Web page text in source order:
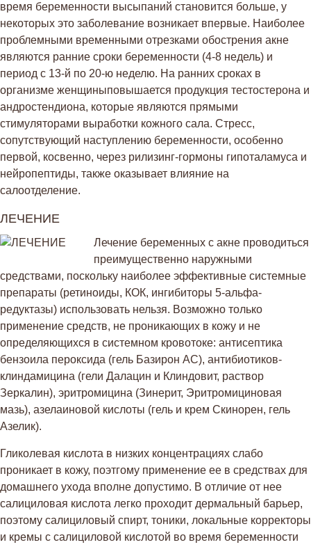
время беременности высыпаний становится больше, у
некоторых это заболевание возникает впервые. Наиболее
проблемными временными отрезками обострения акне
являются ранние сроки беременности (4-8 недель) и
период с 13-й по 20-ю неделю. На ранних сроках в
организме женщиныповышается продукция тестостерона и
андростендиона, которые являются прямыми
стимуляторами выработки кожного сала. Стресс,
сопутствующий наступлению беременности, особенно
первой, косвенно, через рилизинг-гормоны гипоталамуса и
нейропептиды, также оказывает влияние на
салоотделение.
ЛЕЧЕНИЕ
Лечение беременных с акне проводиться
преимущественно наружными
средствами, поскольку наиболее эффективные системные
препараты (ретиноиды, КОК, ингибиторы 5-альфа-
редуктазы) использовать нельзя. Возможно только
применение средств, не проникающих в кожу и не
определяющихся в системном кровотоке: антисептика
бензоила пероксида (гель Базирон АС), антибиотиков-
клиндамицина (гели Далацин и Клиндовит, раствор
Зеркалин), эритромицина (Зинерит, Эритромициновая
мазь), азелаиновой кислоты (гель и крем Скинорен, гель
Азелик).
Гликолевая кислота в низких концентрациях слабо
проникает в кожу, поэтгому применение ее в средствах для
домашнего ухода вполне допустимо. В отличие от нее
салициловая кислота легко проходит дермальный барьер,
поэтому салициловый спирт, тоники, локальные корректоры
и кремы с салициловой кислотой во время беременности